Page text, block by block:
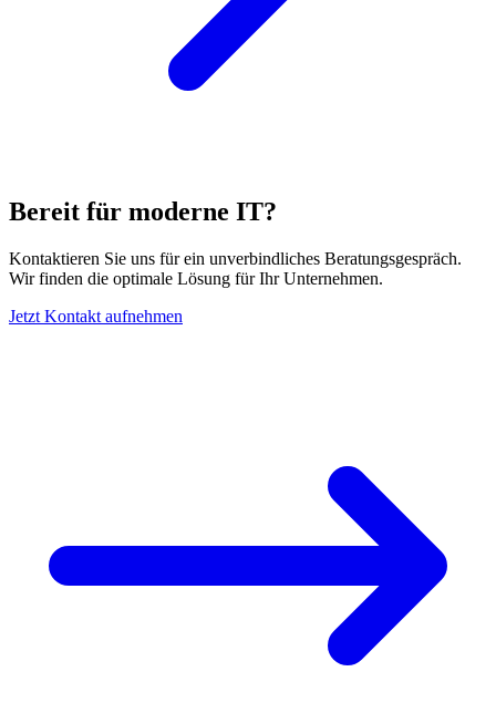
Bereit für moderne IT?
Kontaktieren Sie uns für ein unverbindliches Beratungsgespräch.
Wir finden die optimale Lösung für Ihr Unternehmen.
Jetzt Kontakt aufnehmen